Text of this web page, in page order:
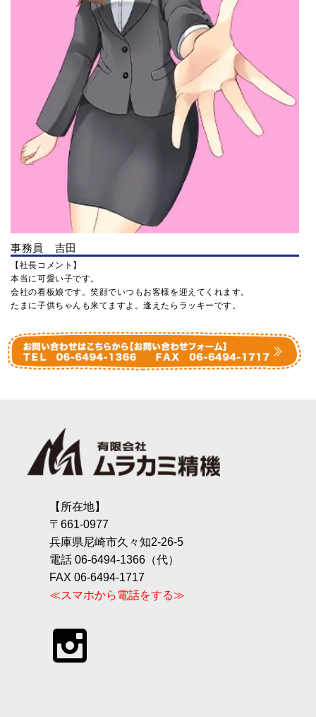
事務員 吉田
【社長コメント】
本当に可愛い子です。
会社の看板娘です。笑顔でいつもお客様を迎えてくれます。
たまに子供ちゃんも来てますよ。逢えたらラッキーです。
【所在地】
〒661-0977
兵庫県尼崎市久々知2-26-5
電話 06-6494-1366（代）
FAX 06-6494-1717
≪スマホから電話をする≫